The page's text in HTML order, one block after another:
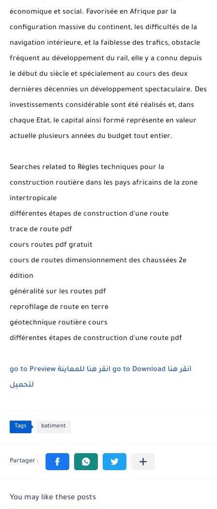
économique et social. Favorisée en Afrique par la
configuration massive du continent, les difficultés de la
navigation intérieure, et la faiblesse des trafics, obstacle
fréquent au développement du rail, elle y a connu depuis
le début du siècle et spécialement au cours des deux
dernières décennies un développement spectaculaire. Des
investissements considérable sont été réalisés et, dans
chaque Etat, le capital ainsi formé représente en valeur
actuelle plusieurs années du budget tout entier.
Searches related to Règles techniques pour la
construction routière dans les pays africains de la zone
intertropicale
différentes étapes de construction d'une route
trace de route pdf
cours routes pdf gratuit
cours de routes dimensionnement des chaussées 2e
édition
généralité sur les routes pdf
reprofilage de route en terre
géotechnique routière cours
différentes étapes de construction d'une route pdf
go to Preview انقر هنا للمعاينة go to Download انقر هنا
لتحميل
Tags batiment
You may like these posts